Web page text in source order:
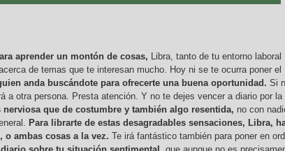
aprender un montón de cosas, Libra, tanto de tu entorno laboral
de temas que te interesan mucho. Hoy ni se te ocurra poner el
anda buscándote para ofrecerte una buena oportunidad. Si
a otra persona. Presta atención. Y no te dejes vencer a diario por la
nerviosa que de costumbre y también algo resentida, no con
Para librarte de estas desagradables sensaciones, Libra,
ambas cosas a la vez. Te irá fantástico también para poner en